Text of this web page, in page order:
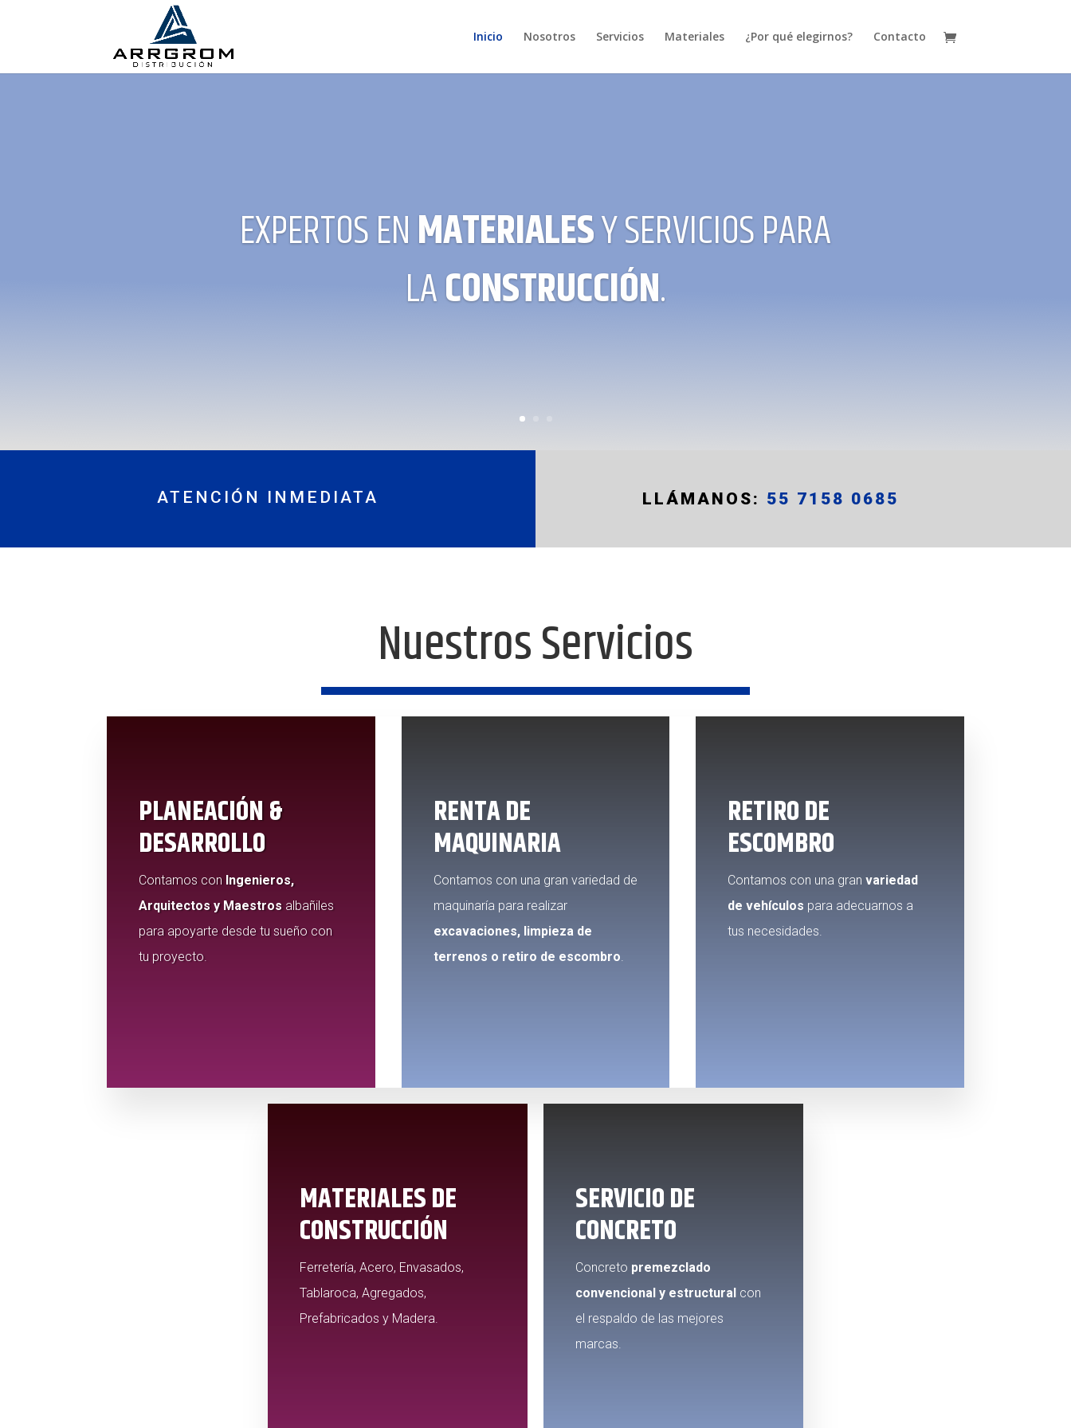
Inicio Nosotros Servicios Materiales ¿Por qué elegirnos? Contacto
EXPERTOS ENMATERIALESYSERVICIOS PARA
LACONSTRUCCIÓN.
RENTA DEMAQUINARIA
ATENCIÓN INMEDIATA LLÁMANOS: 55 7158 0685
Nuestros Servicios
PLANEACIÓN &
DESARROLLO
Contamos con Ingenieros,
Arquitectos y Maestrosalbañiles
para apoyarte desde tu sueño con
tu proyecto.
RENTA DE
MAQUINARIA
Contamos con una gran variedad de
maquinaría para realizar
excavaciones, limpieza de
terrenos o retiro de escombro
RETIRO DE
ESCOMBRO
Contamos con una gran variedad
de vehículos para adecuarnos a
tus necesidades.
MATERIALES DE
CONSTRUCCIÓN
Ferretería, Acero, Envasados,
Tablaroca, Agregados,
Prefabricados y Madera.
SERVICIO DE
CONCRETO
Concreto premezclado
convencional y estructural con
el respaldo de las mejores
marcas.